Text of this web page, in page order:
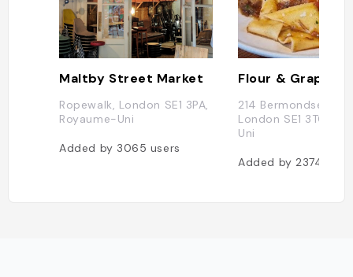
Maltby Street Market
Ropewalk, London SE1 3PA,
Royaume-Uni
Added by 3065 users
Flour & Grape
214 Bermondsey St,
London SE1 3TQ,
Uni
Added by 2374